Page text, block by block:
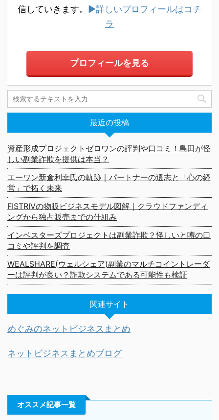
信していきます。
▶詳しいプロフィールはコチ
ラ
プロフィールを見る
最近の投稿
資産形成プロジェクトゼロワンの評判や口コミ！島田が怪
しい副業詐欺を提供は本当？
エーワン新倉利幸氏の軌跡｜パートナーの遺志と「心の経
営」で拓く未来
FISTRIVの物販ビジネスモデル図解｜クラウドファンディ
ングから独占販売までの仕組み
インベスターズプロジェクトは副業詐欺？怪しいと噂の口
コミや評判を調査
WEALSHARE(ウェルシェア)副業のマルチコイントレーダ
ーは評判が良い？詐欺システムである可能性も検証
関連サイト
めぐみのネットビジネスまとめ
ネットビジネスまとめブログ
オススメ記事一覧